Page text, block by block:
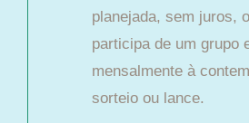
planejada, sem juros,
participa de um grupo
mensalmente à
sorteio ou lance.